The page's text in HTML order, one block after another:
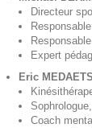
Directeur
Expert
Eric
Coach